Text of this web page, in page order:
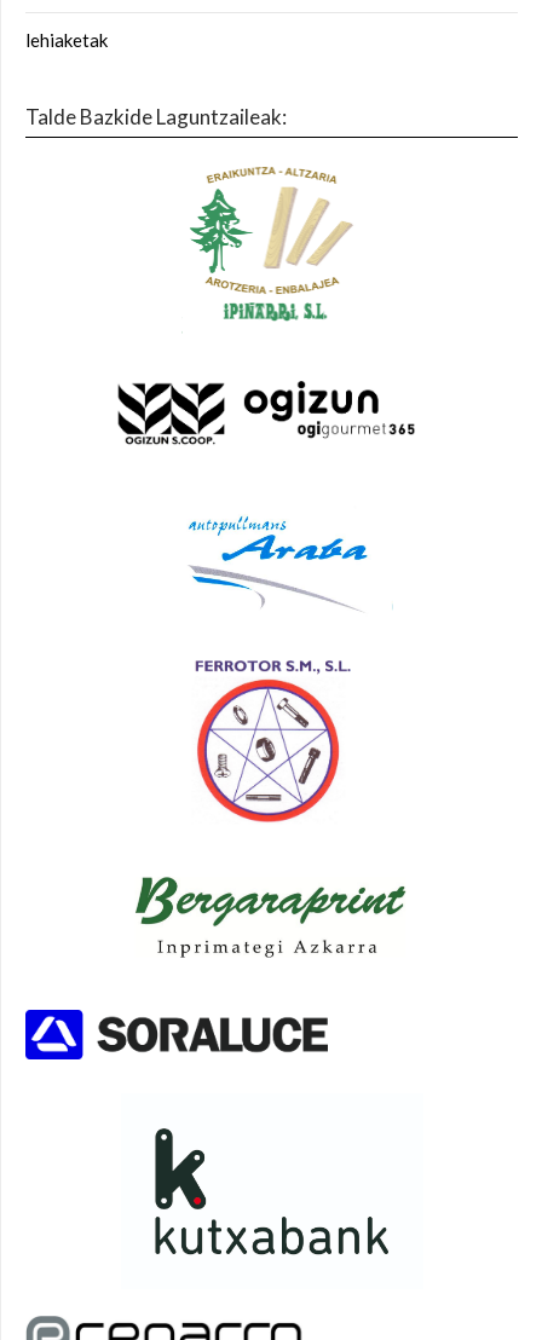
lehiaketak
Talde Bazkide Laguntzaileak: